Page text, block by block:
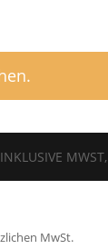
MWST,
MwSt.